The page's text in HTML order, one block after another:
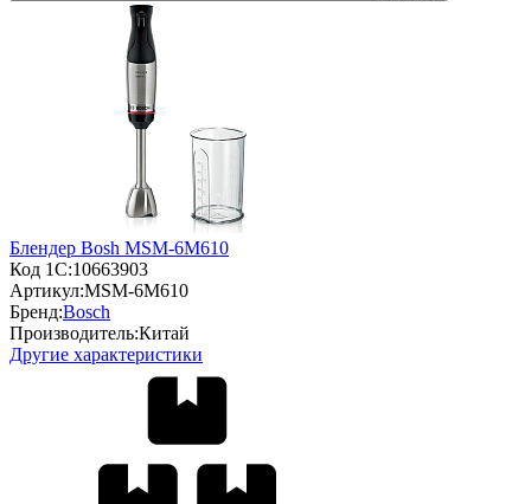
Блендер Bosh MSM-6M610
Код 1С:10663903
Артикул:MSM-6M610
Бренд:Bosch
Производитель:Китай
Другие характеристики